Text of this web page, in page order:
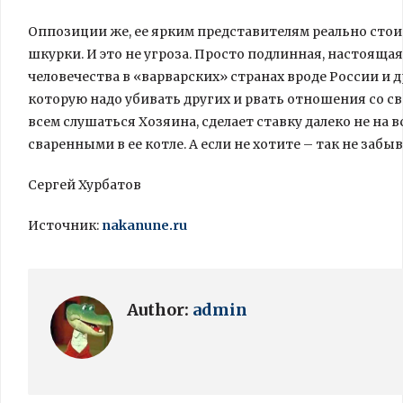
Оппозиции же, ее ярким представителям реально
шкурки. И это не угроза. Просто подлинная,
человечества в «варварских» странах вроде России
которую надо убивать других и рвать отношения со
всем слушаться Хозяина, сделает ставку далеко не
сваренными в ее котле. А если не хотите – так не
Сергей Хурбатов
Источник: nakanune.ru
Author: admin